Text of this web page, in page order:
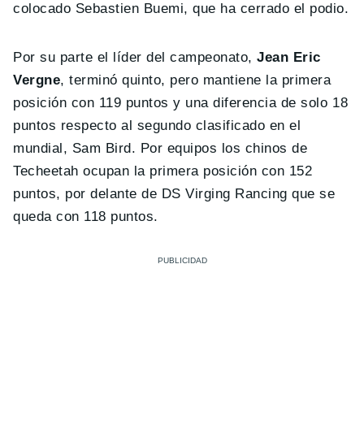
colocado Sebastien Buemi, que ha cerrado el podio.
Por su parte el líder del campeonato,Jean Eric
Vergne, terminó quinto, pero mantiene la primera
posición con 119 puntos y una diferencia de solo 18
puntos respecto al segundo clasificado en el
mundial, Sam Bird. Por equipos los chinos de
Techeetah ocupan la primera posición con 152
puntos, por delante de DS Virging Rancing que se
queda con 118 puntos.